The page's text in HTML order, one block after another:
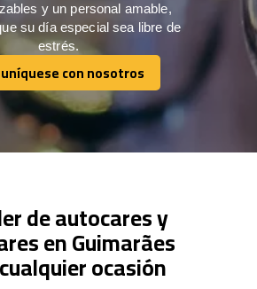
y un personal amable,
su día especial sea libre de
estrés.
con nosotros
con nosotros
de autocares y
en Guimarães
ocasión